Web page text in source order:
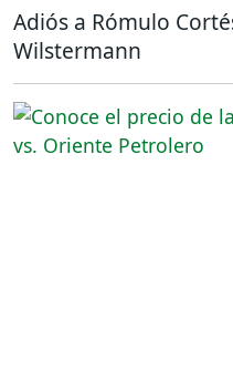
Adiós a Rómulo
Wilstermann